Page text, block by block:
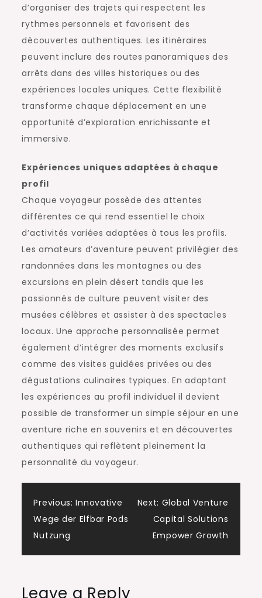
d’organiser des trajets qui respectent les
rythmes personnels et favorisent des
découvertes authentiques. Les itinéraires
peuvent inclure des routes panoramiques des
arrêts dans des villes historiques ou des
expériences locales uniques. Cette flexibilité
transforme chaque déplacement en une
opportunité d’exploration enrichissante et
immersive.
Expériences uniques adaptées à chaque
profil
Chaque voyageur possède des attentes
différentes ce qui rend essentiel le choix
d’activités variées adaptées à tous les profils.
Les amateurs d’aventure peuvent privilégier des
randonnées dans les montagnes ou des
excursions en plein désert tandis que les
passionnés de culture peuvent visiter des
musées célèbres et assister à des spectacles
locaux. Une approche personnalisée permet
également d’intégrer des moments exclusifs
comme des visites guidées privées ou des
dégustations culinaires typiques. En adaptant
les expériences au profil individuel il devient
possible de transformer un simple séjour en une
aventure riche en souvenirs et en découvertes
authentiques qui reflètent pleinement la
personnalité du voyageur.
Post
navigation
Previous: Innovative
Wege der Elfbar Pods
Nutzung
Next: Global Venture
Capital Solutions
Empower Growth
Leave a Reply